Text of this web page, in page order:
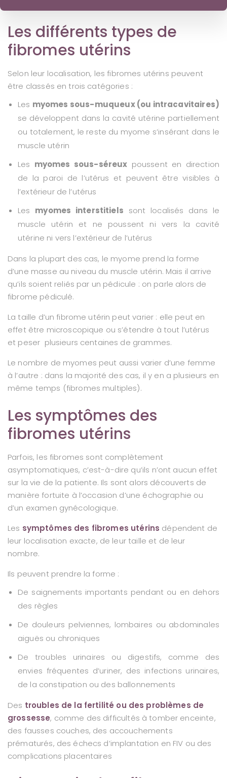
Types
Symptômes
Traitements
Les différents types de
fibromes utérins
Selon leur localisation, les fibromes utérins peuvent
être classés en trois catégories :
Les myomes sous-muqueux (ou intracavitaires)
se développent dans la cavité utérine partiellement
ou totalement, le reste du myome s’insérant dans le
muscle utérin
Les myomes sous-séreux poussent en direction
de la paroi de l’utérus et peuvent être visibles à
l’extérieur de l’utérus
Les myomes interstitiels sont localisés dans le
muscle utérin et ne poussent ni vers la cavité
utérine ni vers l’extérieur de l’utérus
Dans la plupart des cas, le myome prend la forme
d’une masse au niveau du muscle utérin. Mais il arrive
qu’ils soient reliés par un pédicule : on parle alors de
fibrome pédiculé.
La taille d’un fibrome utérin peut varier : elle peut en
effet être microscopique ou s’étendre à tout l’utérus
et peser plusieurs centaines de grammes.
Le nombre de myomes peut aussi varier d’une femme
à l’autre : dans la majorité des cas, il y en a plusieurs en
même temps (fibromes multiples).
Les symptômes des
fibromes utérins
Parfois, les fibromes sont complètement
asymptomatiques, c’est-à-dire qu’ils n’ont aucun effet
sur la vie de la patiente. Ils sont alors découverts de
manière fortuite à l’occasion d’une échographie ou
d’un examen gynécologique.
Les symptômes des fibromes utérins dépendent de
leur localisation exacte, de leur taille et de leur
nombre.
Ils peuvent prendre la forme :
De saignements importants pendant ou en dehors
des règles
De douleurs pelviennes, lombaires ou abdominales
aiguës ou chroniques
De troubles urinaires ou digestifs, comme des
envies fréquentes d’uriner, des infections urinaires,
de la constipation ou des ballonnements
Des troubles de la fertilité ou des problèmes de
grossesse, comme des difficultés à tomber enceinte,
des fausses couches, des accouchements
prématurés, des échecs d’implantation en FIV ou des
complications placentaires